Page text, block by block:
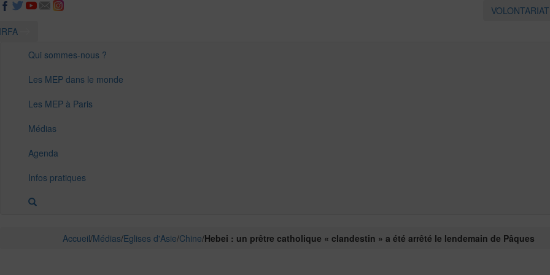
Qui sommes-nous ?
Les MEP dans le monde
Les MEP à Paris
Médias
Agenda
Infos pratiques
Accueil/Médias/Eglises d'Asie/Chine/Hebei : un prêtre catholique « clandestin » a été arrêté le lendemain de Pâques